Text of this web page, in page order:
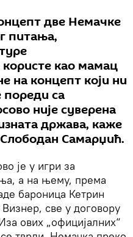
две Немачке
питања,
користе као мамац
на концепт који ни
са
није суверена
држава, каже
Самарџић.
је у игри за
а на њему, према
бароница Кетрин
све у договору
ових „официјалних“